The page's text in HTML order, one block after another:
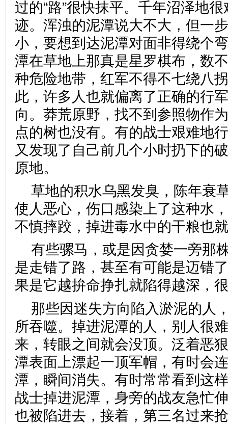
过的“路”很快抹平。千年沼泽地
迹。浑浊的泥潭说大不大，但一
小，要想到达泥潭对面非得绕个
潭在草地上那真是星罗棋布，数
种危险地带，红军不得不七绕八
此，许多人也就偏离了正确的行
向。莽荒原野，找不到参照物作
点的树也没有。有的战士艰难地
又发现了自己前几个小时扔下的
原地。
草地的积水乌黑发臭，陈年衰
使人恶心，伤口感染上了这种水
不慎摔跤，掉进毒水中的干粮也
有些骡马，或是因贪婪一旁那
是走错了路，甚至有可能是迈错
果是它越拚命挣扎就陷得越深，
那些因迷失方向陷入淤泥的人
所吞噬。掉进泥潭的人，别人很
来，转眼之间就会没顶。泛着恶
潭表面上漂起一顶军帽，有时会
潭，瞬间消失。有时常常看到这
战士掉进泥潭，身旁的战友急忙
也被陷进去，接着，第三名过来